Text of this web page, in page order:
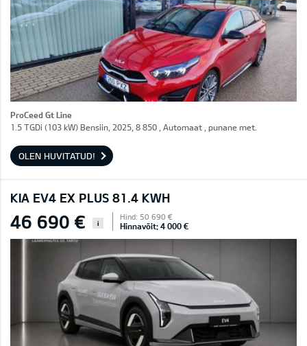
ProCeed Gt Line
1.5 TGDi (103 kW) Bensiin, 2025, 8 850 , Automaat , punane met.
OLEN HUVITATUD!
KIA EV4 EX PLUS 81.4 KWH
46 690 € i
Hind: 50 690 €
Hinnavõit: 4 000 €